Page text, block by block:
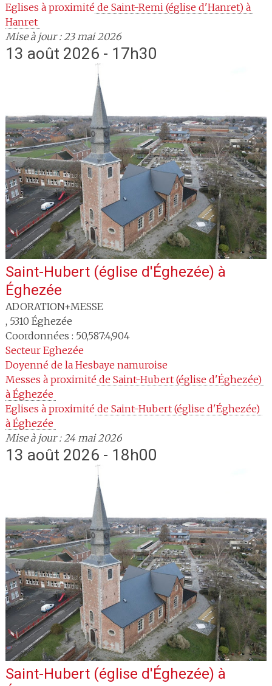
Eglises à proximité de Saint-Remi (église d'Hanret) à
Hanret
Mise à jour : 23 mai 2026
13 août 2026 - 17h30
Saint-Hubert (église d'Éghezée) à
Éghezée
ADORATION+MESSE
, 5310 Éghezée
Coordonnées : 50,587:4,904
Secteur Eghezée
Doyenné de la Hesbaye namuroise
Messes à proximité de Saint-Hubert (église d'Éghezée)
à Éghezée
Eglises à proximité de Saint-Hubert (église d'Éghezée)
à Éghezée
Mise à jour : 24 mai 2026
13 août 2026 - 18h00
Saint-Hubert (église d'Éghezée) à